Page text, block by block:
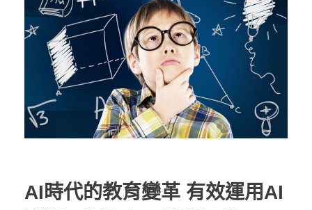
AI時代的教育變革 有效運用AI